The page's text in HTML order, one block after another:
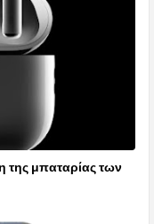
της μπαταρίας των